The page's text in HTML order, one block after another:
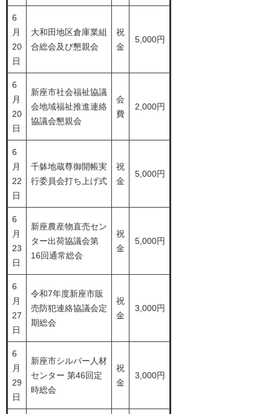
6
月
20
日
大和田地区倉庫業組
合総会及び懇親会
祝
金
5,000円
6
月
20
日
新座市社会福祉協議
会地域福祉推進連絡
協議会懇親会
会
費
2,000円
6
月
22
日
千躰地蔵尊御開帳実
行委員会打ち上げ式
祝
金
5,000円
6
月
23
日
新座農産物直売セン
ター出荷協議会第
16回通常総会
祝
金
5,000円
6
月
27
日
令和7年度新座市販
売防犯連絡協議会定
期総会
祝
金
3,000円
6
月
29
日
新座市シルバー人材
センター 第46回定
時総会
祝
金
3,000円